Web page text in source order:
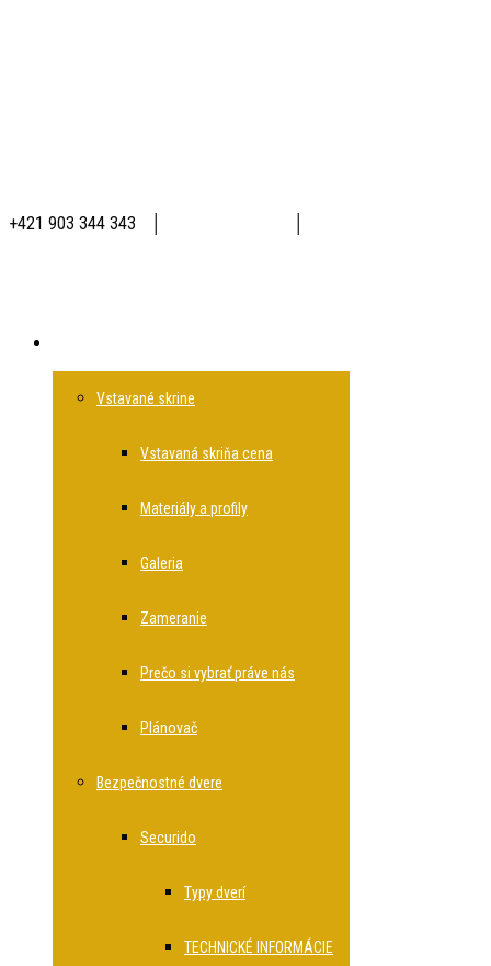
+421 903 344 343
Vstavané skrine
Vstavaná skriňa cena
Materiály a profily
Galeria
Zameranie
Prečo si vybrať práve nás
Plánovač
Bezpečnostné dvere
Securido
Typy dverí
TECHNICKÉ INFORMÁCIE